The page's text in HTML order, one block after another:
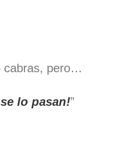
cabras, pero…
lo pasan!”